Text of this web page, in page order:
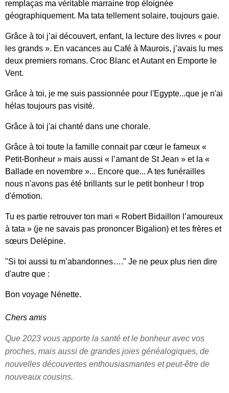
remplaças ma véritable marraine trop éloignée
géographiquement. Ma tata tellement solaire, toujours gaie.
Grâce à toi j’ai découvert, enfant, la lecture des livres « pour
les grands ». En vacances au Café à Maurois, j’avais lu mes
deux premiers romans. Croc Blanc et Autant en Emporte le
Vent.
Grâce à toi, je me suis passionnée pour l'Egypte...que je n'ai
hélas toujours pas visité.
Grâce à toi j'ai chanté dans une chorale.
Grâce à toi toute la famille connait par cœur le fameux «
Petit-Bonheur » mais aussi « l’amant de St Jean » et la «
Ballade en novembre »... Encore que... A tes funérailles
nous n'avons pas été brillants sur le petit bonheur ! trop
d'émotion.
Tu es partie retrouver ton mari « Robert Bidaillon l’amoureux
à tata » (je ne savais pas prononcer Bigalion) et tes frères et
sœurs Delépine.
"Si toi aussi tu m’abandonnes…." Je ne peux plus rien dire
d'autre que :
Bon voyage Nénette.
Chers amis
Que 2023 vous apporte la santé et le bonheur avec vos
proches, mais aussi de grandes joies généalogiques, de
nouvelles découvertes enthousiasmantes et peut-être de
nouveaux cousins.